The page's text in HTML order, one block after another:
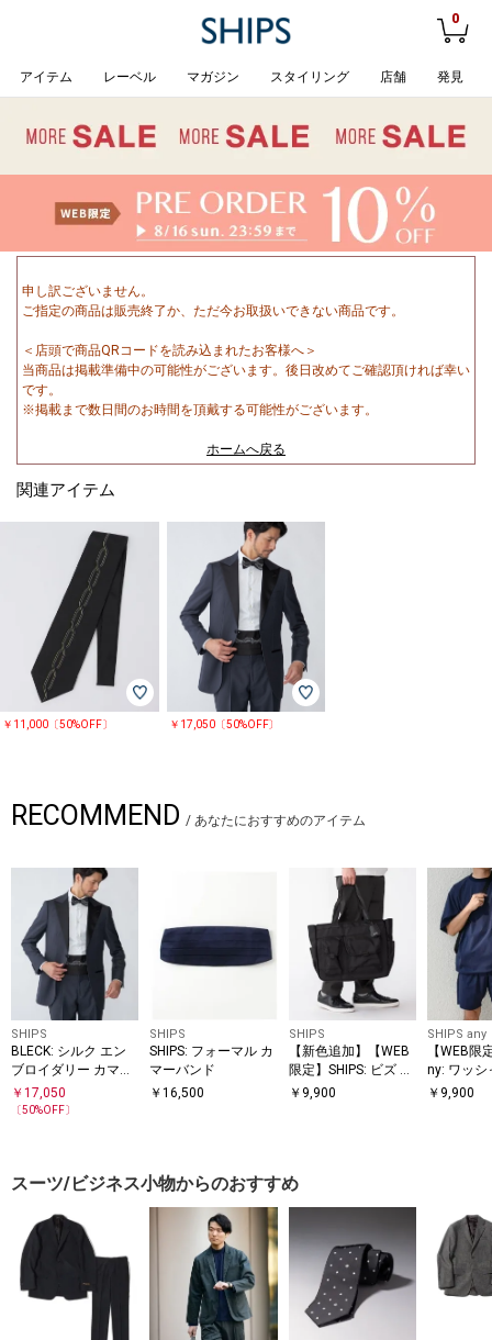
0
アイテム レーベル マガジン スタイリング 店舗 発見
申し訳ございません。
ご指定の商品は販売終了か、ただ今お取扱いできない商品です。
＜店頭で商品QRコードを読み込まれたお客様へ＞
当商品は掲載準備中の可能性がございます。後日改めてご確認頂ければ幸い
です。
※掲載まで数日間のお時間を頂戴する可能性がございます。
ホームへ戻る
関連アイテム
￥11,000〔50%OFF〕 ￥17,050〔50%OFF〕
RECOMMEND / あなたにおすすめのアイテム
SHIPS
BLECK: シルク エン
ブロイダリー カマー
バンド
￥ 17,050
〔50%OFF〕
SHIPS
SHIPS: フォーマル カ
マーバンド
￥16,500
SHIPS
【新色追加】【WEB
限定】SHIPS: ビズ ワ
イド ブリーフ トート
￥ 9,900
SHIPS any
【WEB限
ny: ワッシ
ン スピン
￥ 9,900
スーツ/ビジネス小物からのおすすめ